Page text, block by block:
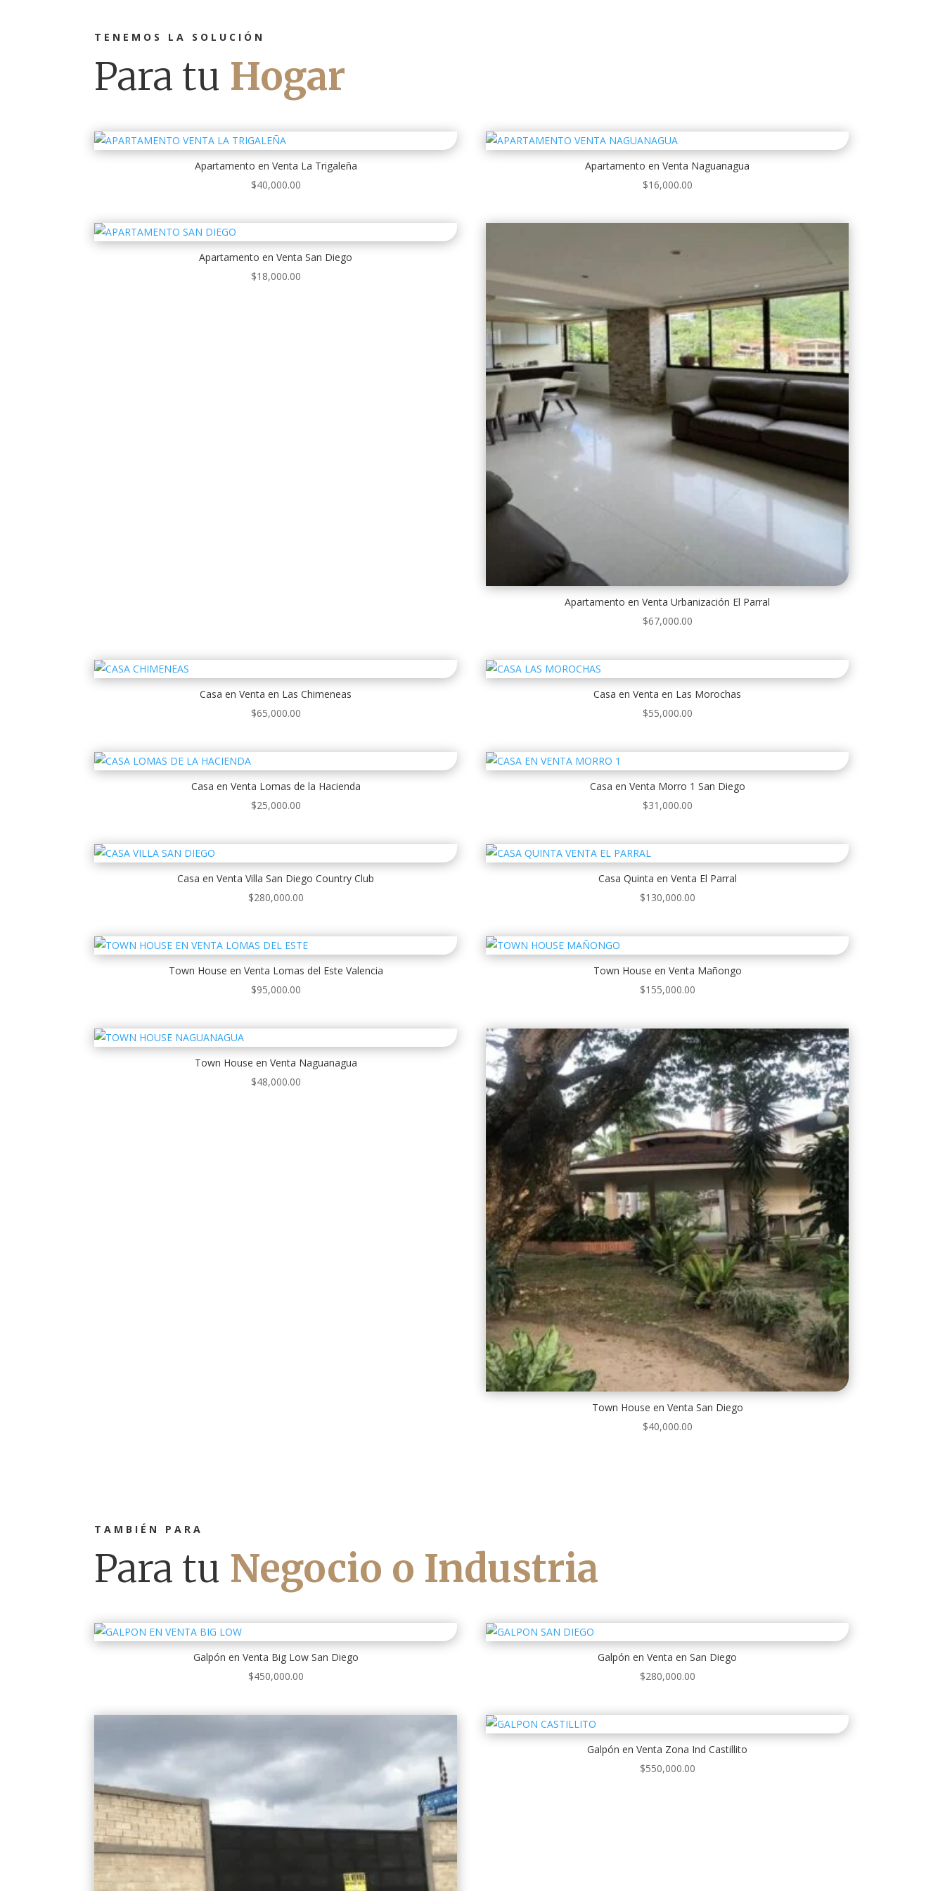
TENEMOS LA SOLUCIÓN
Para tu Hogar
Apartamento en Venta La Trigaleña
$40,000.00
Apartamento en Venta Naguanagua
$16,000.00
Apartamento en Venta San Diego
$18,000.00
Apartamento en Venta Urbanización El Parral
$67,000.00
Casa en Venta en Las Chimeneas
$65,000.00
Casa en Venta en Las Morochas
$55,000.00
Casa en Venta Lomas de la Hacienda
$25,000.00
Casa en Venta Morro 1 San Diego
$31,000.00
Casa en Venta Villa San Diego Country Club
$280,000.00
Casa Quinta en Venta El Parral
$130,000.00
Town House en Venta Lomas del Este Valencia
$95,000.00
Town House en Venta Mañongo
$155,000.00
Town House en Venta Naguanagua
$48,000.00
Town House en Venta San Diego
$40,000.00
TAMBIÉN PARA
Para tu Negocio o Industria
Galpón en Venta Big Low San Diego
$450,000.00
Galpón en Venta en San Diego
$280,000.00
Galpón en Venta Zona Ind Castillito
$550,000.00